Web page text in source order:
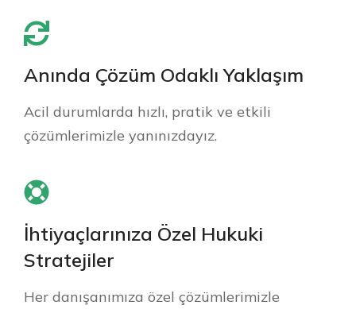
Anında Çözüm Odaklı Yaklaşım
Acil durumlarda hızlı, pratik ve etkili
çözümlerimizle yanınızdayız.
İhtiyaçlarınıza Özel Hukuki
Stratejiler
Her danışanımıza özel çözümlerimizle